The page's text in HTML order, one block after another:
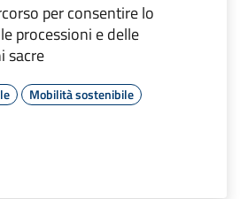
per consentire lo
processioni e delle
sacre
Mobilità sostenibile